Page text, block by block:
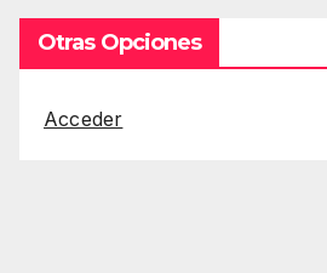
Otras Opciones
Acceder